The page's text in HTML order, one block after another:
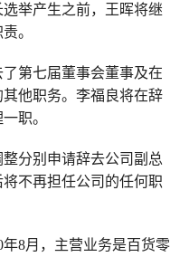
举产生之前，王晖将继
。
第七届董事会董事及在
他职务。李福良将在辞
职。
分别申请辞去公司副总
不再担任公司的任何职
8月，主营业务是百货零